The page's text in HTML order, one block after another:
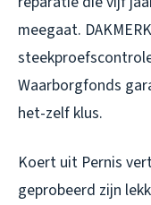
meegaat.
Waarborgfonds
het-zelf klus.
Koert uit Pernis
geprobeerd zijn